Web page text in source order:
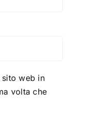
sito web in
volta che